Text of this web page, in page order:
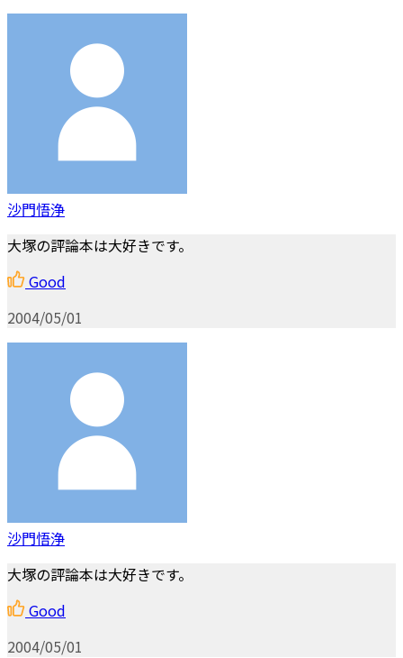
沙門悟浄
大塚の評論本は大好きです。
Good
2004/05/01
沙門悟浄
大塚の評論本は大好きです。
Good
2004/05/01